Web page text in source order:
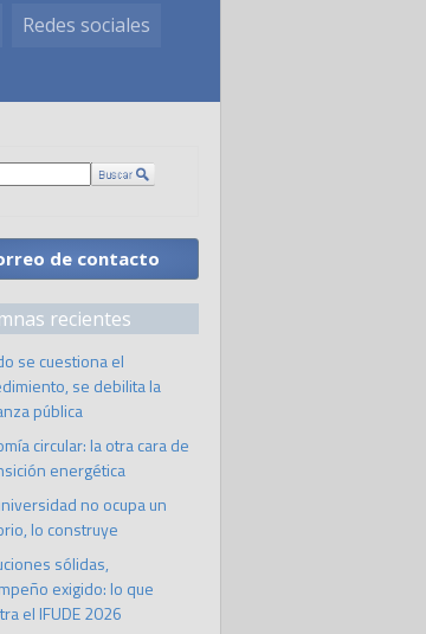
Redes sociales
de contacto
recientes
se cuestiona el
se debilita la
pública
circular: la otra cara de
energética
no ocupa un
lo construye
sólidas,
exigido: lo que
el IFUDE 2026